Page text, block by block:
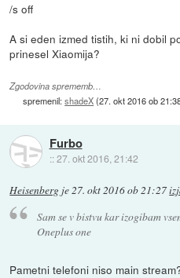
/s off
A si eden izmed tistih, ki ni dobil
prinesel Xiaomija?
Zgodovina sprememb…
spremenil:shadeX(27. okt 2016 ob
Furbo
::27. okt 2016, 21:42
Heisenberg je27. okt 2016 ob 21:27
Sam se v bistvu kar izogibam
Oneplus one
Pametni telefoni niso main